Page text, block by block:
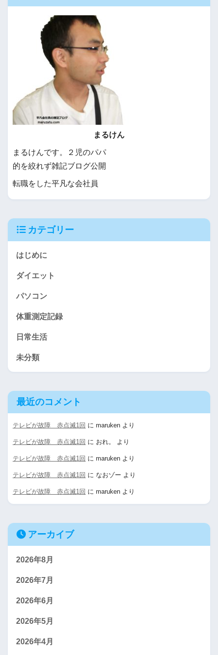
まるけん
まるけんです。２児のパパ
的を絞れず雑記ブログ公開
転職をした平凡な会社員
カテゴリー
はじめに
ダイエット
パソコン
体重測定記録
日常生活
未分類
最近のコメント
テレビが故障 赤点滅1回 に maruken より
テレビが故障 赤点滅1回 に おれ。 より
テレビが故障 赤点滅1回 に maruken より
テレビが故障 赤点滅1回 に なおゾー より
テレビが故障 赤点滅1回 に maruken より
アーカイブ
2026年8月
2026年7月
2026年6月
2026年5月
2026年4月